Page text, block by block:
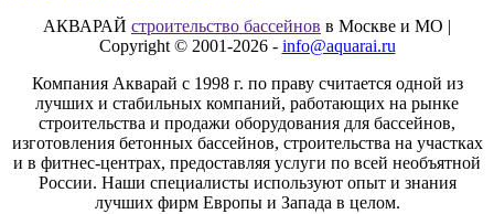
АКВАРАЙ строительство бассейнов в Москве и МО |
Copyright © 2001-2026 - info@aquarai.ru
Компания Акварай с 1998 г. по праву считается одной из
лучших и стабильных компаний, работающих на рынке
строительства и продажи оборудования для бассейнов,
изготовления бетонных бассейнов, строительства на участках
и в фитнес-центрах, предоставляя услуги по всей необъятной
России. Наши специалисты используют опыт и знания
лучших фирм Европы и Запада в целом.